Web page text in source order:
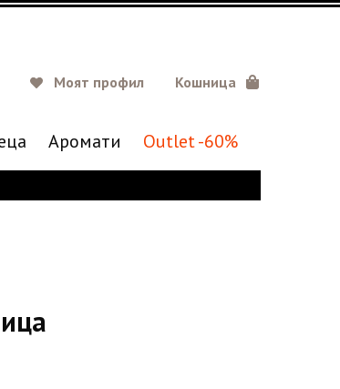
Моят профил Кошница
Аромати Outlet -60%